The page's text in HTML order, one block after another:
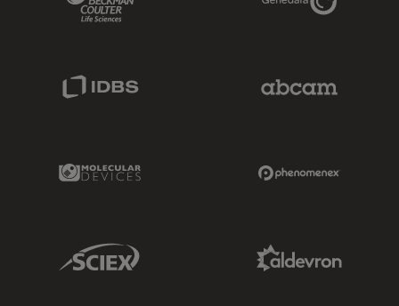
Molecular Devices Link
Sciex Link